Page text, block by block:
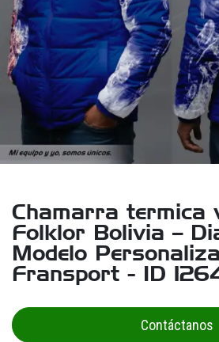
Chamarra termica
Folklor Bolivia –
Modelo
Fransport - ID
Contáctanos